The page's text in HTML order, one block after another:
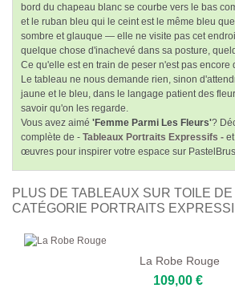
bord du chapeau blanc se courbe vers le bas
et le ruban bleu qui le ceint est le même bleu
sombre et glauque — elle ne visite pas cet
quelque chose d'inachevé dans sa posture,
Ce qu'elle est en train de peser n'est pas encore
Le tableau ne nous demande rien, sinon
jaune et le bleu, dans le langage patient des
savoir qu'on les regarde.
Vous avez aimé 'Femme Parmi Les Fleurs'?
complète de - Tableaux Portraits Expressifs -
œuvres pour inspirer votre espace sur
PLUS DE TABLEAUX SUR TOILE DE
CATÉGORIE PORTRAITS
La Robe Rouge
109,00 €